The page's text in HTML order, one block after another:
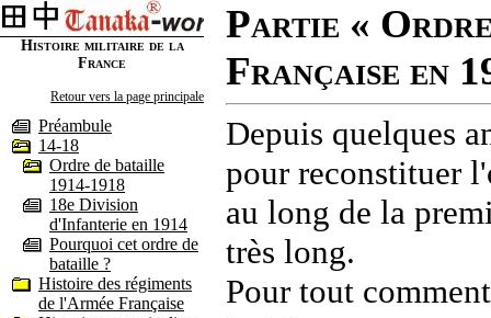
Histoire militaire de la
France
Retour vers la page principale
Préambule
14-18
Ordre de bataille
1914-1918
18e Division
d'Infanterie en 1914
Pourquoi cet ordre de
bataille ?
Histoire des régiments
de l'Armée Française
Partie «
Française en
Depuis quelques
pour reconstituer
au long de la
très long.
Pour tout